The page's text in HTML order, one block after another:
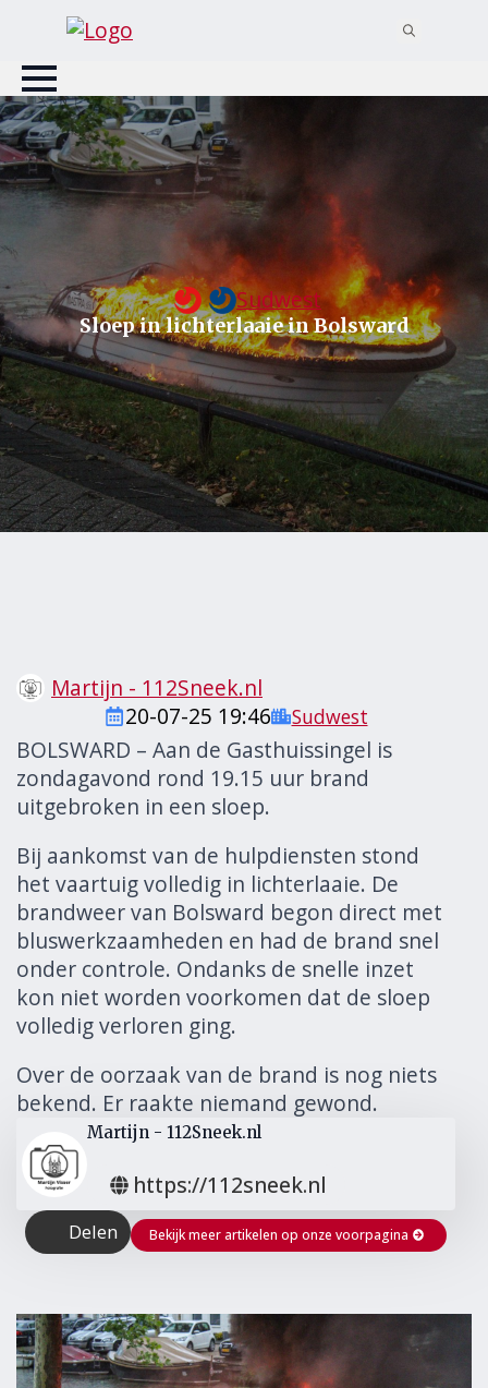
Sudwest
Sloep in lichterlaaie in Bolsward
Martijn - 112Sneek.nl
20-07-25 19:46
Sudwest
BOLSWARD – Aan de Gasthuissingel is
zondagavond rond 19.15 uur brand
uitgebroken in een sloep.
Bij aankomst van de hulpdiensten stond
het vaartuig volledig in lichterlaaie. De
brandweer van Bolsward begon direct met
bluswerkzaamheden en had de brand snel
onder controle. Ondanks de snelle inzet
kon niet worden voorkomen dat de sloep
volledig verloren ging.
Over de oorzaak van de brand is nog niets
bekend. Er raakte niemand gewond.
Martijn - 112Sneek.nl
https://112sneek.nl
Delen Bekijk meer artikelen op onze voorpagina